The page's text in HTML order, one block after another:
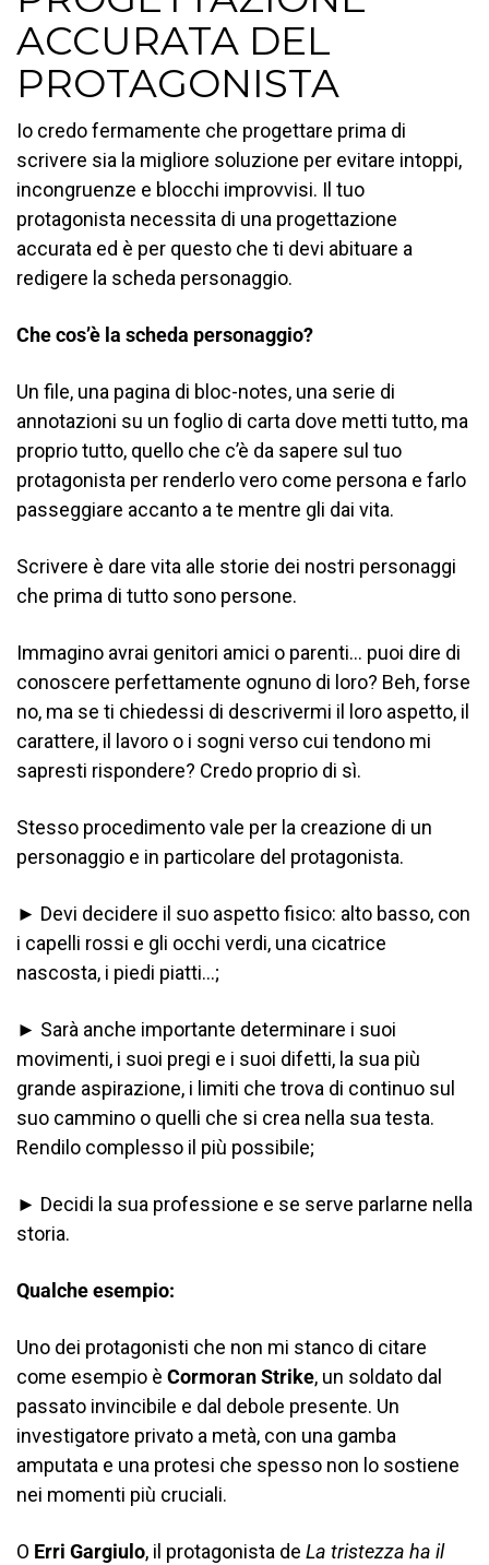
ACCURATA DEL
PROTAGONISTA
Io credo fermamente che progettare prima di
scrivere sia la migliore soluzione per evitare intoppi,
incongruenze e blocchi improvvisi. Il tuo
protagonista necessita di una progettazione
accurata ed è per questo che ti devi abituare a
redigere la scheda personaggio.
Che cos’è la scheda personaggio?
Un file, una pagina di bloc-notes, una serie di
annotazioni su un foglio di carta dove metti tutto, ma
proprio tutto, quello che c’è da sapere sul tuo
protagonista per renderlo vero come persona e farlo
passeggiare accanto a te mentre gli dai vita.
Scrivere è dare vita alle storie dei nostri personaggi
che prima di tutto sono persone.
Immagino avrai genitori amici o parenti… puoi dire di
conoscere perfettamente ognuno di loro? Beh, forse
no, ma se ti chiedessi di descrivermi il loro aspetto, il
carattere, il lavoro o i sogni verso cui tendono mi
sapresti rispondere? Credo proprio di sì.
Stesso procedimento vale per la creazione di un
personaggio e in particolare del protagonista.
► Devi decidere il suo aspetto fisico: alto basso, con
i capelli rossi e gli occhi verdi, una cicatrice
nascosta, i piedi piatti…;
► Sarà anche importante determinare i suoi
movimenti, i suoi pregi e i suoi difetti, la sua più
grande aspirazione, i limiti che trova di continuo sul
suo cammino o quelli che si crea nella sua testa.
Rendilo complesso il più possibile;
► Decidi la sua professione e se serve parlarne nella
storia.
Qualche esempio:
Uno dei protagonisti che non mi stanco di citare
come esempio è Cormoran Strike, un soldato dal
passato invincibile e dal debole presente. Un
investigatore privato a metà, con una gamba
amputata e una protesi che spesso non lo sostiene
nei momenti più cruciali.
O Erri Gargiulo, il protagonista de La tristezza ha il